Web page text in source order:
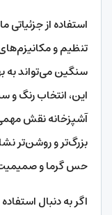
استفاده از
تنظیم و
سنگین می‌تواند به
این، انتخاب رنگ و
آشپزخانه نقش
بزرگ‌تر و روشن‌تر
حس گرما و
اگر به دنبال